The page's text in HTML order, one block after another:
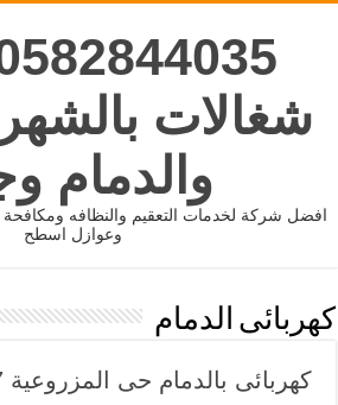
شغالات
والدمام
افضل شركة لخدمات التعقيم والنظافه
وعوازل اسطح
كهربائى الدمام
كهربائى بالدمام حى المزروعية 0546559377